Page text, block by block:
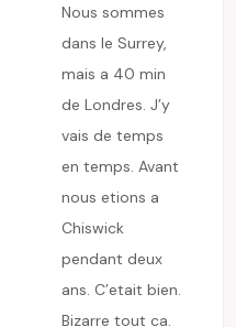
Nous sommes
dans le Surrey,
mais a 40 min
de Londres. J’y
vais de temps
en temps. Avant
nous etions a
Chiswick
pendant deux
ans. C’etait bien.
Bizarre tout ca.